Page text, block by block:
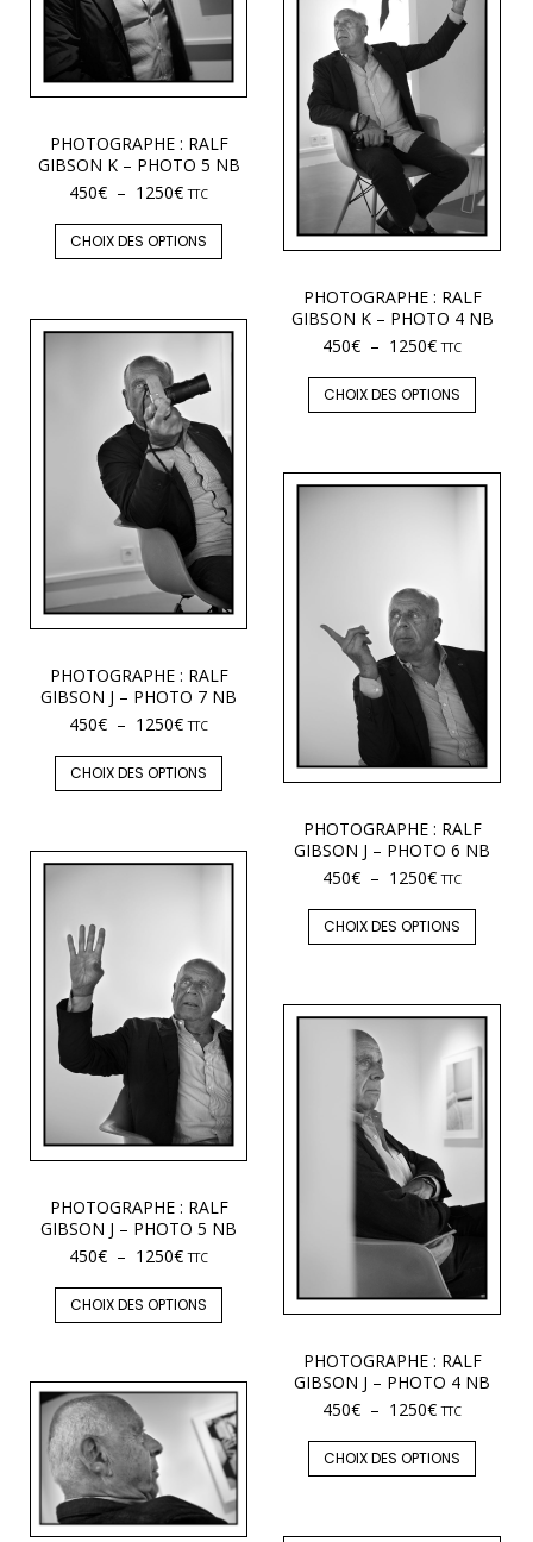
PHOTOGRAPHE : RALF
GIBSON K – PHOTO 5 NB
450€ – 1250€ TTC
CHOIX DES OPTIONS
PHOTOGRAPHE : RALF
GIBSON K – PHOTO 4 NB
450€ – 1250€ TTC
CHOIX DES OPTIONS
PHOTOGRAPHE : RALF
GIBSON J – PHOTO 7 NB
450€ – 1250€ TTC
CHOIX DES OPTIONS
PHOTOGRAPHE : RALF
GIBSON J – PHOTO 6 NB
450€ – 1250€ TTC
CHOIX DES OPTIONS
PHOTOGRAPHE : RALF
GIBSON J – PHOTO 5 NB
450€ – 1250€ TTC
CHOIX DES OPTIONS
PHOTOGRAPHE : RALF
GIBSON J – PHOTO 4 NB
450€ – 1250€ TTC
CHOIX DES OPTIONS